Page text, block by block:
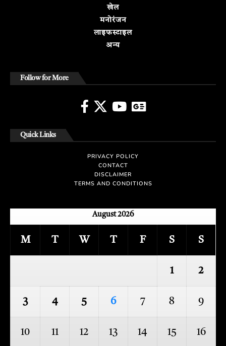
खेल
मनोरंजन
लाइफस्टाइल
अन्य
Follow for More
Quick Links
PRIVACY POLICY
CONTACT
DISCLAIMER
TERMS AND CONDITIONS
August 2026
M T W T F S S
1 2
3 4 5 6 7 8 9
10 11 12 13 14 15 16